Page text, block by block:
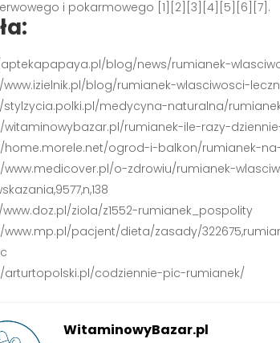
i pokarmowego [1][2][3][4][5][6][7].
blog/news/rumianek-
blog/rumianek-wlasciwosci-
medycyna-naturalna/
witaminowybazar.pl/rumianek-ile-razy-
home.morele.net/ogrod-i-balkon/rumianek-
www.medicover.pl/o-zdrowiu/rumianek-
ziola/z1552-rumianek_pospolity
www.mp.pl/pacjent/dieta/zasady/
arturtopolski.pl/codziennie-pic-rumianek/
WitaminowyBazar.pl